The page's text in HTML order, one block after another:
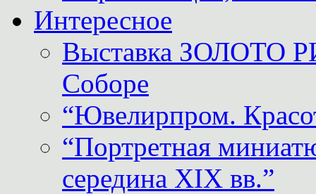
Интересное
Выставка ЗОЛОТО
Соборе
“Ювелирпром.
“Портретная
середина XIX вв.”